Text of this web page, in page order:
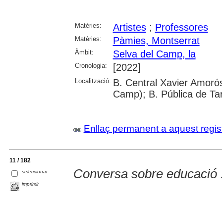
Matèries: Artistes; Professores
Matèries: Pàmies, Montserrat
Àmbit: Selva del Camp, la
Cronologia: [2022]
Localització: B. Central Xavier
Camp); B. Pública de
Enllaç permanent a aquest
11 / 182
seleccionar
imprimir
Conversa sobre